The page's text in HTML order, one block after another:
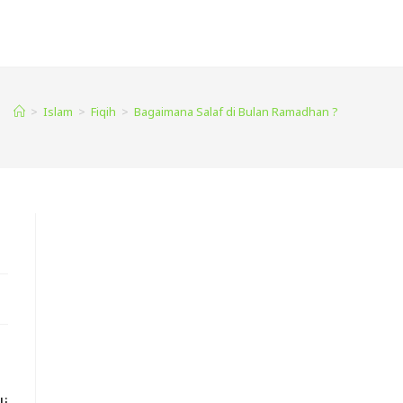
> Islam > Fiqih > Bagaimana Salaf di Bulan Ramadhan ?